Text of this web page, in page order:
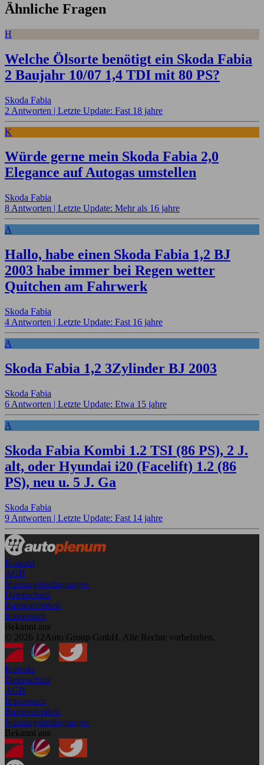
Ähnliche Fragen
H
Welche Ölsorte benötigt ein Skoda Fabia
2 Baujahr 10/07 1,4 TDI mit 80 PS?
Skoda Fabia
2 Antworten | Letzte Update: Fast 18 jahre
K
Würde gerne mein Skoda Fabia 2,0
Elegance auf Autogas umstellen
Skoda Fabia
8 Antworten | Letzte Update: Mehr als 16 jahre
A
Hallo, habe einen Skoda Fabia 1,2 BJ
2003 habe immer bei Regen wetter
Quitchen am Fahrwerk
Skoda Fabia
4 Antworten | Letzte Update: Fast 16 jahre
A
Skoda Fabia 1,2 3Zylinder BJ 2003
Skoda Fabia
6 Antworten | Letzte Update: Etwa 15 jahre
A
Skoda Fabia Kombi 1.2 TSI (86 PS), 2 J.
alt, oder Hyundai i20 (Facelift) 1.2 (86
PS), neu u. 5 J. Ga
Skoda Fabia
9 Antworten | Letzte Update: Fast 14 jahre
Kontakt
AGB
Nutzungsbedingungen
Datenschutz
Barrierefreiheit
Impressum
Bekannt aus
© 2026 12Auto Group GmbH. Alle Rechte vorbehalten.
Kontakt
Datenschutz
AGB
Impressum
Barrierefreiheit
Nutzungsbedingungen
Bekannt aus